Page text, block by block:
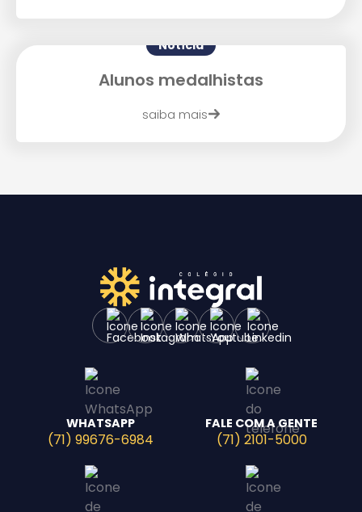
Notícia
Alunos medalhistas
saiba mais
WHATSAPP
(71) 99676-6984
FALE COM A GENTE
(71) 2101-5000